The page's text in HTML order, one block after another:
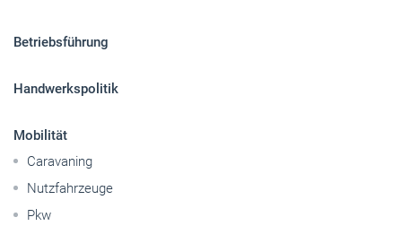
Betriebsführung
Handwerkspolitik
Mobilität
Caravaning
Nutzfahrzeuge
Pkw